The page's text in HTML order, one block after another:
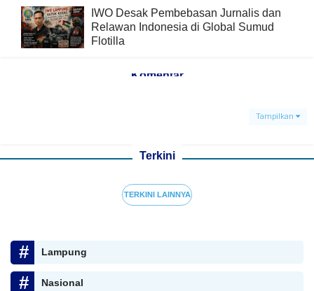
IWO Desak Pembebasan Jurnalis dan
Relawan Indonesia di Global Sumud
Flotilla
Komentar
Tampilkan
Terkini
TERKINI LAINNYA
Lampung
Nasional